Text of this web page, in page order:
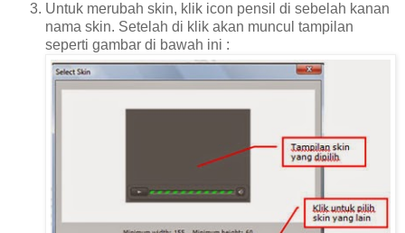
Untuk merubah skin, klik icon pensil di sebelah kanan
nama skin. Setelah di klik akan muncul tampilan
seperti gambar di bawah ini :